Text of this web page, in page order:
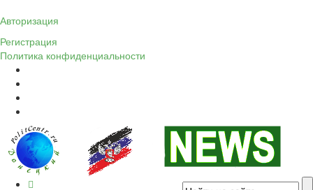
Авторизация
Регистрация
Политика конфиденциальности